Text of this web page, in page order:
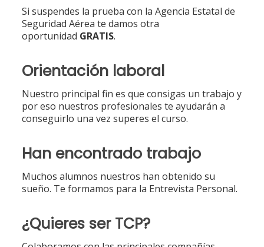
Si suspendes la prueba con la Agencia Estatal de
Seguridad Aérea te damos otra
oportunidad GRATIS.
Orientación laboral
Nuestro principal fin es que consigas un trabajo y
por eso nuestros profesionales te ayudarán a
conseguirlo una vez superes el curso.
Han encontrado trabajo
Muchos alumnos nuestros han obtenido su
sueño. Te formamos para la Entrevista Personal.
¿Quieres ser TCP?